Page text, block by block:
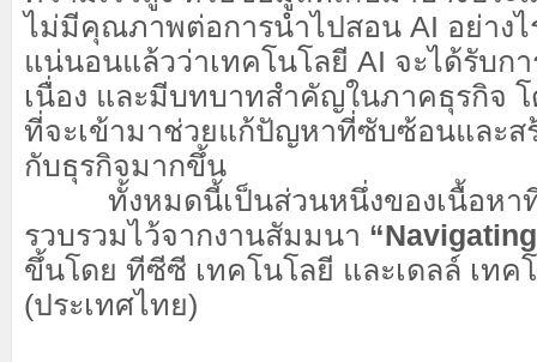
ไม่มีคุณภาพต่อการนำไปสอน AI อย่างไ
แน่นอนแล้วว่าเทคโนโลยี AI จะได้รับก
เนื่อง และมีบทบาทสำคัญในภาคธุรกิจ โ
ที่จะเข้ามาช่วยแก้ปัญหาที่ซับซ้อนและส
กับธุรกิจมากขึ้น
ทั้งหมดนี้เป็นส่วนหนึ่งของเนื้อหาที่
รวบรวมไว้จากงานสัมมนา
ขึ้นโดย ทีซีซี เทคโนโลยี และเดลล์ เทค
(ประเทศไทย)